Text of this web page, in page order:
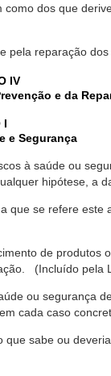
dos que
reparação
IV
e da
I
e Segurança
à saúde ou
hipótese, a
se refere
de produtos
(Incluído pela
ou segurança
cada caso
sabe ou